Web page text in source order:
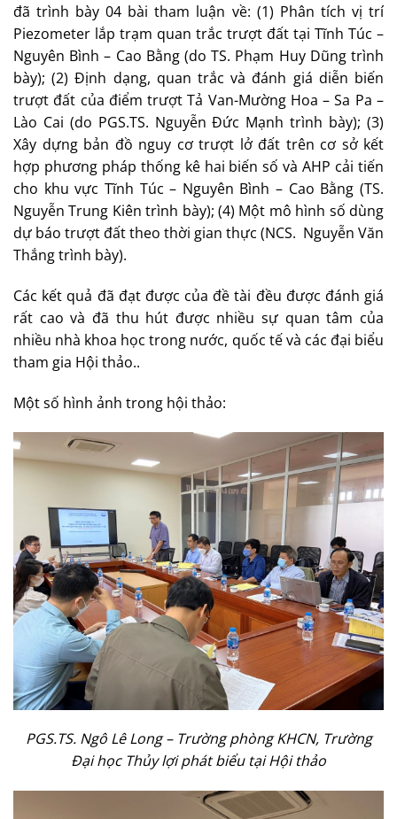
đã trình bày 04 bài tham luận về: (1) Phân tích vị trí
Piezometer lắp trạm quan trắc trượt đất tại Tĩnh Túc –
Nguyên Bình – Cao Bằng (do TS. Phạm Huy Dũng trình
bày); (2) Định dạng, quan trắc và đánh giá diễn biến
trượt đất của điểm trượt Tả Van-Mường Hoa – Sa Pa –
Lào Cai (do PGS.TS. Nguyễn Đức Mạnh trình bày); (3)
Xây dựng bản đồ nguy cơ trượt lở đất trên cơ sở kết
hợp phương pháp thống kê hai biến số và AHP cải tiến
cho khu vực Tĩnh Túc – Nguyên Bình – Cao Bằng (TS.
Nguyễn Trung Kiên trình bày); (4) Một mô hình số dùng
dự báo trượt đất theo thời gian thực (NCS. Nguyễn Văn
Thắng trình bày).
Các kết quả đã đạt được của đề tài đều được đánh giá
rất cao và đã thu hút được nhiều sự quan tâm của
nhiều nhà khoa học trong nước, quốc tế và các đại biểu
tham gia Hội thảo..
Một số hình ảnh trong hội thảo:
PGS.TS. Ngô Lê Long – Trường phòng KHCN, Trường
Đại học Thủy lợi phát biểu tại Hội thảo